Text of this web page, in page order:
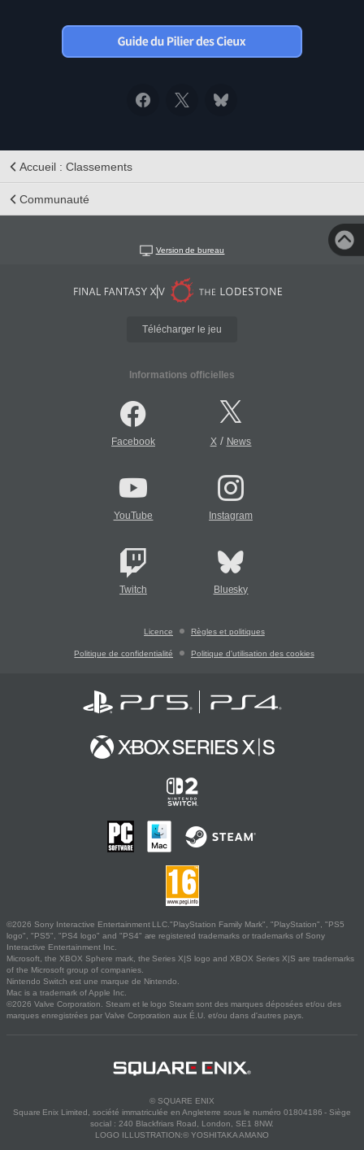
Accueil : Classements
Communauté
Version de bureau
Télécharger le jeu
Informations officielles
Facebook X/ News
YouTube Instagram
Twitch Bluesky
Licence Règles et politiques
Politique de confidentialité Politique d'utilisation des cookies
©2026 Sony Interactive Entertainment LLC."PlayStation Family Mark", "PlayStation", "PS5
logo", "PS5", "PS4 logo" and "PS4" are registered trademarks or trademarks of Sony
Interactive Entertainment Inc.
Microsoft, the XBOX Sphere mark, the Series X|S logo and XBOX Series X|S are trademarks
of the Microsoft group of companies.
Nintendo Switch est une marque de Nintendo.
Mac is a trademark of Apple Inc.
©2026 Valve Corporation. Steam et le logo Steam sont des marques déposées et/ou des
marques enregistrées par Valve Corporation aux É.U. et/ou dans d'autres pays.
© SQUARE ENIX
Square Enix Limited, société immatriculée en Angleterre sous le numéro 01804186 - Siège
social : 240 Blackfriars Road, London, SE1 8NW.
LOGO ILLUSTRATION:© YOSHITAKA AMANO